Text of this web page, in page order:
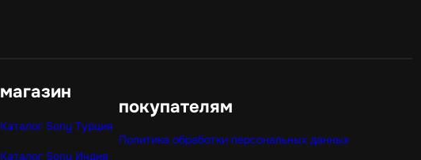
магазин
Каталог Sony Турция
Каталог Sony Индия
покупателям
Политика обработки персональных данных